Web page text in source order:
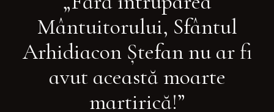
Mântuitorului, Sfântul
Arhidiacon Ştefan nu ar fi
avut această moarte
martirică!”